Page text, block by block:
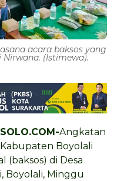
acara baksos yang
(Istimewa).
Angkatan
Boyolali
(baksos) di Desa
Boyolali, Minggu